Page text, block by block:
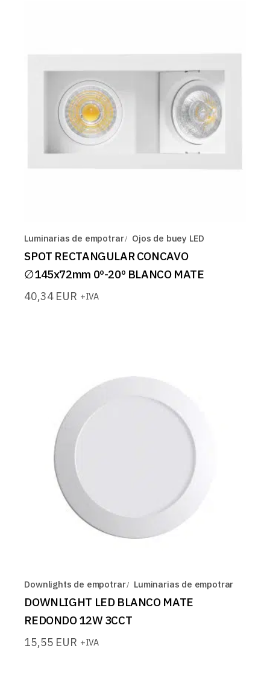
Luminarias de empotrar Ojos de buey LED
SPOT RECTANGULAR CONCAVO
∅145x72mm 0º-20º BLANCO MATE
40,34 EUR +IVA
Downlights de empotrar Luminarias de empotrar
DOWNLIGHT LED BLANCO MATE
REDONDO 12W 3CCT
15,55 EUR +IVA